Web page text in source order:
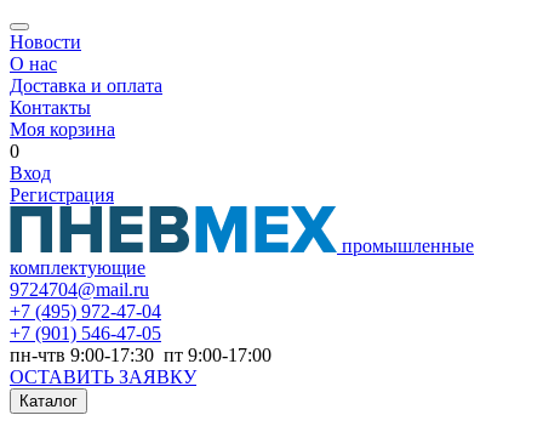
Новости
О нас
Доставка и оплата
Контакты
Моя корзина
0
Вход
Регистрация
промышленные
комплектующие
9724704@mail.ru
+7 (495) 972-47-04
+7 (901) 546-47-05
пн-чтв 9:00-17:30 пт 9:00-17:00
ОСТАВИТЬ ЗАЯВКУ
Каталог